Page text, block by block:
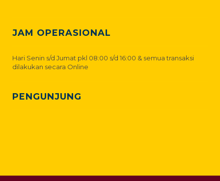
JAM OPERASIONAL
Hari Senin s/d Jumat pkl 08:00 s/d 16:00 & semua transaksi
dilakukan secara Online
PENGUNJUNG